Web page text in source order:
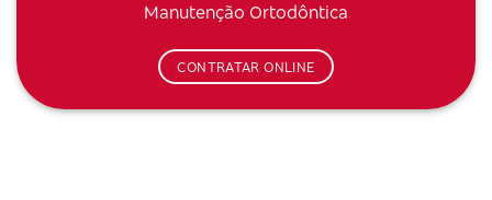
Manutenção Ortodôntica
CONTRATAR ONLINE